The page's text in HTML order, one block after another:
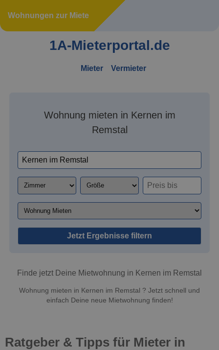
Wohnungen zur Miete
1A-Mieterportal.de
Mieter Vermieter
Wohnung mieten in Kernen im
Remstal
Jetzt Ergebnisse filtern
Finde jetzt Deine Mietwohnung in Kernen im Remstal
Wohnung mieten in Kernen im Remstal ? Jetzt schnell und
einfach Deine neue Mietwohnung finden!
Ratgeber & Tipps für Mieter in